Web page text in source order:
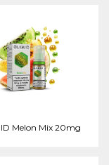
Melon Mix 20mg